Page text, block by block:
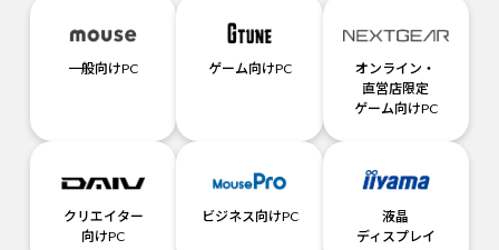
一般向けPC ゲーム向けPC
オンライン・
直営店限定
ゲーム向けPC
クリエイター
向けPC
ビジネス向けPC
液晶
ディスプレイ